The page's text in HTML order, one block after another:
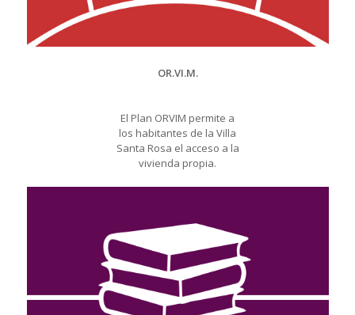
OR.VI.M.
El Plan ORVIM permite a
los habitantes de la Villa
Santa Rosa el acceso a la
vivienda propia.